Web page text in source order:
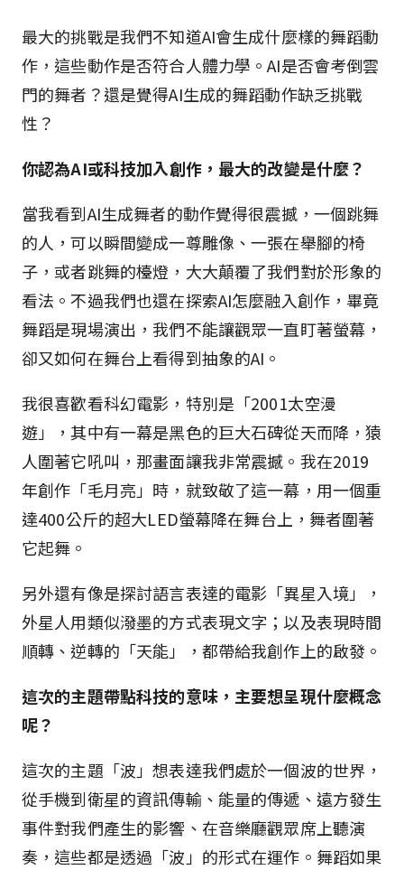
最大的挑戰是我們不知道AI會生成什麼樣的舞蹈動
作，這些動作是否符合人體力學。AI是否會考倒雲
門的舞者？還是覺得AI生成的舞蹈動作缺乏挑戰
性？
你認為AI或科技加入創作，最大的改變是什麼？
當我看到AI生成舞者的動作覺得很震撼，一個跳舞
的人，可以瞬間變成一尊雕像、一張在舉腳的椅
子，或者跳舞的檯燈，大大顛覆了我們對於形象的
看法。不過我們也還在探索AI怎麼融入創作，畢竟
舞蹈是現場演出，我們不能讓觀眾一直盯著螢幕，
卻又如何在舞台上看得到抽象的AI。
我很喜歡看科幻電影，特別是「2001太空漫
遊」，其中有一幕是黑色的巨大石碑從天而降，猿
人圍著它吼叫，那畫面讓我非常震撼。我在2019
年創作「毛月亮」時，就致敬了這一幕，用一個重
達400公斤的超大LED螢幕降在舞台上，舞者圍著
它起舞。
另外還有像是探討語言表達的電影「異星入境」，
外星人用類似潑墨的方式表現文字；以及表現時間
順轉、逆轉的「天能」，都帶給我創作上的啟發。
這次的主題帶點科技的意味，主要想呈現什麼概念
呢？
這次的主題「波」想表達我們處於一個波的世界，
從手機到衛星的資訊傳輸、能量的傳遞、遠方發生
事件對我們產生的影響、在音樂廳觀眾席上聽演
奏，這些都是透過「波」的形式在運作。舞蹈如果